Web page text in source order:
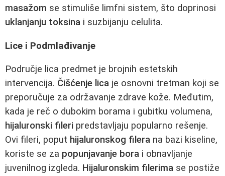
masažom se stimuliše limfni sistem, što doprinosi
uklanjanju toksina i suzbijanju celulita.
Lice i Podmlađivanje
Područje lica predmet je brojnih estetskih
intervencija. Čišćenje lica je osnovni tretman koji se
preporučuje za održavanje zdrave kože. Međutim,
kada je reč o dubokim borama i gubitku volumena,
hijaluronski fileri predstavljaju popularno rešenje.
Ovi fileri, poput hijaluronskog filera na bazi kiseline,
koriste se za popunjavanje bora i obnavljanje
juvenilnog izgleda. Hijaluronskim filerima se postiže